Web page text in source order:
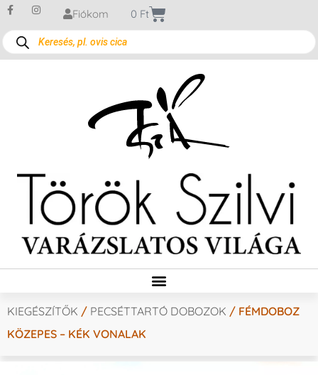
Fiókom 0 Ft
KIEGÉSZÍTŐK / PECSÉTTARTÓ DOBOZOK / FÉMDOBOZ
KÖZEPES – KÉK VONALAK